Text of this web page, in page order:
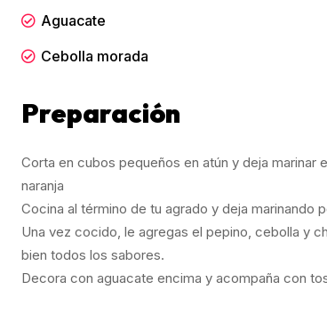
Aguacate
Cebolla morada
Preparación
Corta en cubos pequeños en atún y deja marinar
naranja
Cocina al término de tu agrado y deja marinando
Una vez cocido, le agregas el pepino, cebolla y
bien todos los sabores.
Decora con aguacate encima y acompaña con